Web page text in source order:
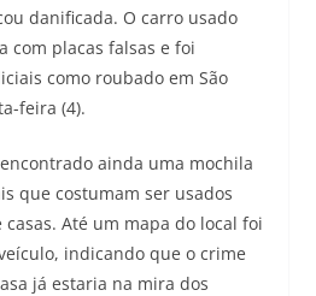
danificada. O carro usado
com placas falsas e foi
como roubado em São
feira (4).
ainda uma mochila
que costumam ser usados
Até um mapa do local foi
indicando que o crime
já estaria na mira dos